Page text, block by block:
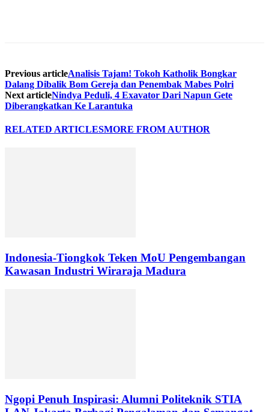
Previous articleAnalisis Tajam! Tokoh Katholik Bongkar
Dalang Dibalik Bom Gereja dan Penembak Mabes Polri
Next articleNindya Peduli, 4 Exavator Dari Napun Gete
Diberangkatkan Ke Larantuka
RELATED ARTICLESMORE FROM AUTHOR
Indonesia-Tiongkok Teken MoU Pengembangan
Kawasan Industri Wiraraja Madura
Ngopi Penuh Inspirasi: Alumni Politeknik STIA